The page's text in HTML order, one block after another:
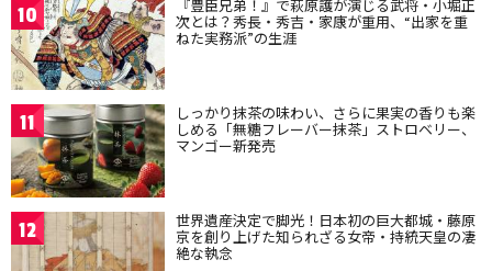
10 『豊臣兄弟！』で萩原護が演じる武将・小堀正
次とは？秀長・秀吉・家康が重用、“出家を重
ねた実務派”の生涯
11 しっかり抹茶の味わい、さらに果実の香りも楽
しめる「無糖フレーバー抹茶」ストロベリー、
マンゴー新発売
12 世界遺産決定で脚光！日本初の巨大都城・藤原
京を創り上げた知られざる女帝・持統天皇の凄
絶な執念